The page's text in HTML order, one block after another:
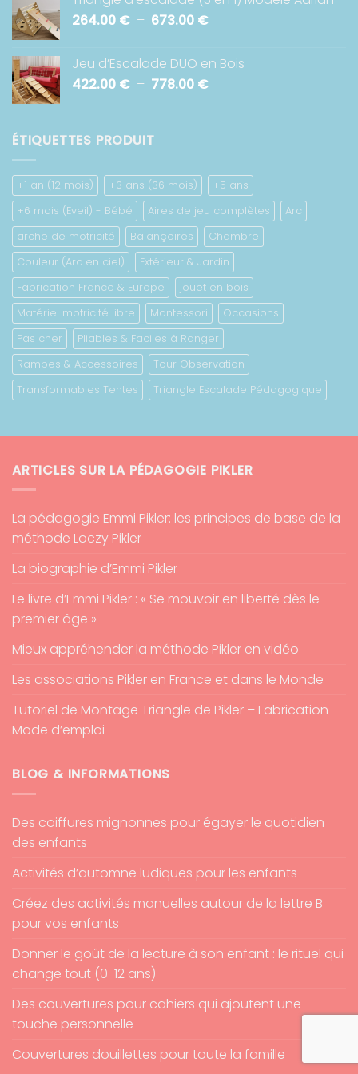
422.00 €
782.00 €
264.00 € – 673.00 €Plage
264.00 €
à
Jeu d’Escalade DUO en Bois
422.00 € – 778.00 €Plage
ÉTIQUETTES PRODUIT
+1 an (12 mois) +3 ans (36 mois)
+5 ans
+6 mois (Eveil) - Bébé
Aires de jeu complètes
Arc
arche de motricité
Balançoires
Chambre
Couleur (Arc en ciel)
Extérieur & Jardin
Fabrication France & Europe
jouet en bois
Matériel motricité libre
Montessori
Occasions
Pas cher
Pliables & Faciles à Ranger
Rampes & Accessoires
Tour Observation
Transformables Tentes
Triangle Escalade Pédagogique
ARTICLES SUR LA PÉDAGOGIE PIKLER
La pédagogie Emmi Pikler: les principes de base de la
méthode Loczy Pikler
La biographie d’Emmi Pikler
Le livre d’Emmi Pikler : « Se mouvoir en liberté dès le
premier âge »
Mieux appréhender la méthode Pikler en vidéo
Les associations Pikler en France et dans le Monde
Tutoriel de Montage Triangle de Pikler – Fabrication
Mode d’emploi
BLOG & INFORMATIONS
Des coiffures mignonnes pour égayer le quotidien
des enfants
Activités d’automne ludiques pour les enfants
Créez des activités manuelles autour de la lettre B
pour vos enfants
Donner le goût de la lecture à son enfant : le rituel qui
change tout (0-12 ans)
Des couvertures pour cahiers qui ajoutent une
touche personnelle
Couvertures douillettes pour toute la famille